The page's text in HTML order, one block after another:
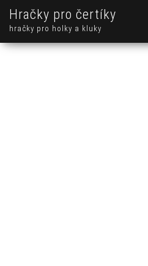
Hračky pro čertíky
hračky pro holky a kluky